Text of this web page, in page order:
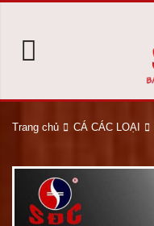
Trang chủ CÁ CÁC LOẠI